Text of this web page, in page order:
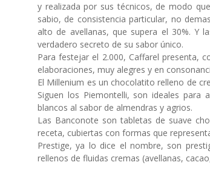
y realizada por sus técnicos, de modo
sabio, de consistencia particular, no
alto de avellanas, que supera el 30%. Y
verdadero secreto de su sabor único.
Para festejar el 2.000, Caffarel presenta,
elaboraciones, muy alegres y en
El Millenium es un chocolatito relleno de
Siguen los Piemontelli, son ideales
blancos al sabor de almendras y agrios.
Las Banconote son tabletas de suave
receta, cubiertas con formas que
Prestige, ya lo dice el nombre, son
rellenos de fluidas cremas (avellanas,